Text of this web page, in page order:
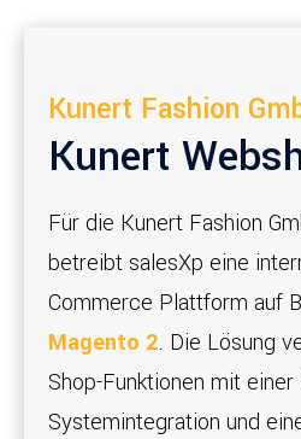
Kunert Fashion
Kunert
Für die Kunert Fashion
betreibt salesXp eine
Commerce Plattform auf
Magento 2. Die Lösung
Shop-Funktionen mit
Systemintegration und